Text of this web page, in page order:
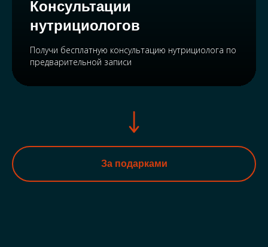
Консультации
нутрициологов
Получи бесплатную консультацию нутрициолога по
предварительной записи
За подарками